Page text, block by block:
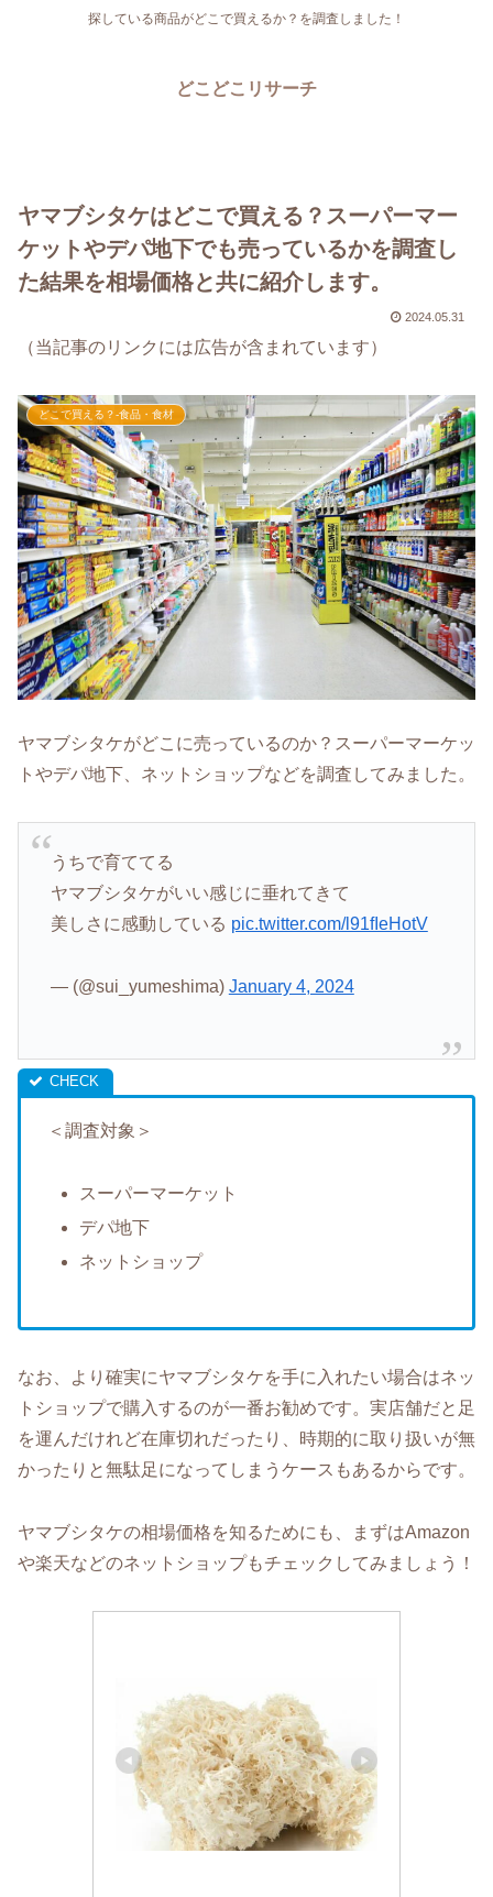
探している商品がどこで買えるか？を調査しました！
どこどこリサーチ
ヤマブシタケはどこで買える？スーパーマー
ケットやデパ地下でも売っているかを調査し
た結果を相場価格と共に紹介します。
2024.05.31
（当記事のリンクには広告が含まれています）
どこで買える？-食品・食材
ヤマブシタケがどこに売っているのか？スーパーマーケッ
トやデパ地下、ネットショップなどを調査してみました。
うちで育ててる
ヤマブシタケがいい感じに垂れてきて
美しさに感動している pic.twitter.com/l91fIeHotV
— (@sui_yumeshima) January 4, 2024
＜調査対象＞
スーパーマーケット
デパ地下
ネットショップ
なお、より確実にヤマブシタケを手に入れたい場合はネッ
トショップで購入するのが一番お勧めです。実店舗だと足
を運んだけれど在庫切れだったり、時期的に取り扱いが無
かったりと無駄足になってしまうケースもあるからです。
ヤマブシタケの相場価格を知るためにも、まずはAmazon
や楽天などのネットショップもチェックしてみましょう！